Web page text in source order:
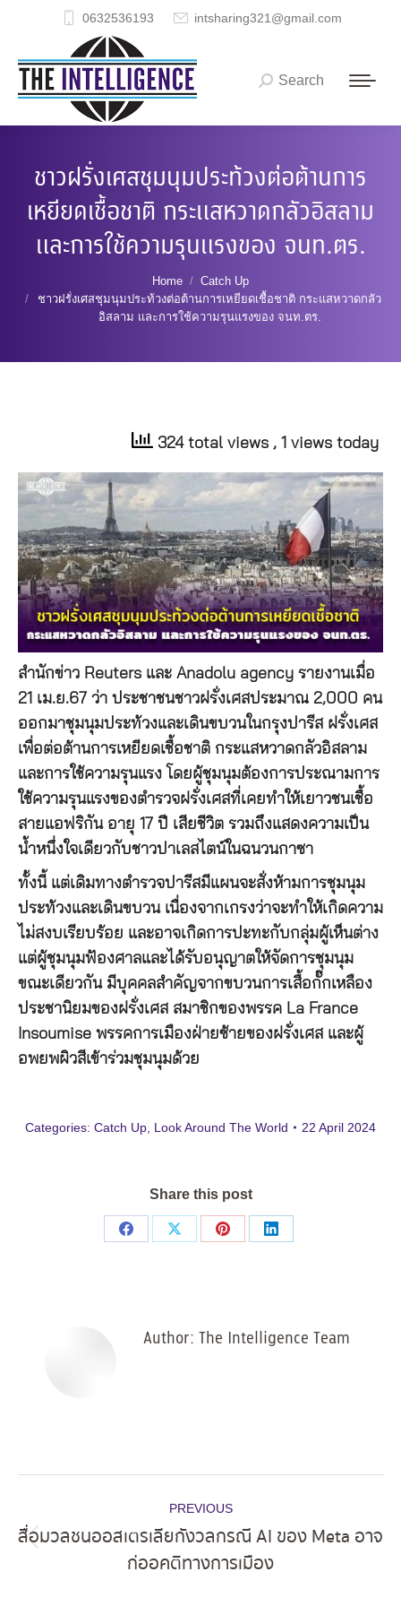
0632536193 intsharing321@gmail.com
Search:
Search
ชาวฝรั่งเศสชุมนุมประท้วงต่อต้านการ
เหยียดเชื้อชาติ กระแสหวาดกลัวอิสลาม
และการใช้ความรุนแรงของ จนท.ตร.
Home
Catch Up
ชาวฝรั่งเศสชุมนุมประท้วงต่อต้านการเหยียดเชื้อชาติ กระแสหวาดกลัว
อิสลาม และการใช้ความรุนแรงของ จนท.ตร.
324 total views , 1 views today
สำนักข่าว Reuters และ Anadolu agency รายงานเมื่อ
21 เม.ย.67 ว่า ประชาชนชาวฝรั่งเศสประมาณ 2,000 คน
ออกมาชุมนุมประท้วงและเดินขบวนในกรุงปารีส ฝรั่งเศส
เพื่อต่อต้านการเหยียดเชื้อชาติ กระแสหวาดกลัวอิสลาม
และการใช้ความรุนแรง โดยผู้ชุมนุมต้องการประณามการ
ใช้ความรุนแรงของตำรวจฝรั่งเศสที่เคยทำให้เยาวชนเชื้อ
สายแอฟริกัน อายุ 17 ปี เสียชีวิต รวมถึงแสดงความเป็น
น้ำหนึ่งใจเดียวกับชาวปาเลสไตน์ในฉนวนกาซา
ทั้งนี้ แต่เดิมทางตำรวจปารีสมีแผนจะสั่งห้ามการชุมนุม
ประท้วงและเดินขบวน เนื่องจากเกรงว่าจะทำให้เกิดความ
ไม่สงบเรียบร้อย และอาจเกิดการปะทะกับกลุ่มผู้เห็นต่าง
แต่ผู้ชุมนุมฟ้องศาลและได้รับอนุญาตให้จัดการชุมนุม
ขณะเดียวกัน มีบุคคลสำคัญจากขบวนการเสื้อกั๊กเหลือง
ประชานิยมของฝรั่งเศส สมาชิกของพรรค La France
Insoumise พรรคการเมืองฝ่ายซ้ายของฝรั่งเศส และผู้
อพยพผิวสีเข้าร่วมชุมนุมด้วย
Categories: Catch Up Look Around The World 22 April 2024
Share this post
Share
Share
Share
Share
Author: The Intelligence Team
navigation
PREVIOUS
post:
สื่อมวลชนออสเตรเลียกังวลกรณี AI ของ Meta อาจ
ก่ออคติทางการเมือง